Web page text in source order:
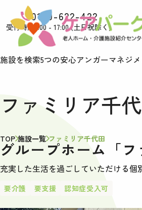
0120-622-422
受付時間9:00 - 17:00 (土日祝除く)
施設を検索5つの安心アンガーマネジ
ファミリア千
TOP 施設一覧 ファミリア千代田
グループホーム「
充実した生活を過ごしていただける個
要介護 要支援 認知症受入可